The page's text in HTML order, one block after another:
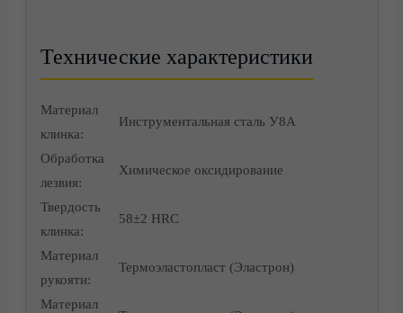
Технические характеристики
Материал
клинка:
Инструментальная сталь У8А
Обработка
лезвия:
Химическое оксидирование
Твердость
клинка:
58±2 HRC
Материал
рукояти:
Термоэластопласт (Эластрон)
Материал